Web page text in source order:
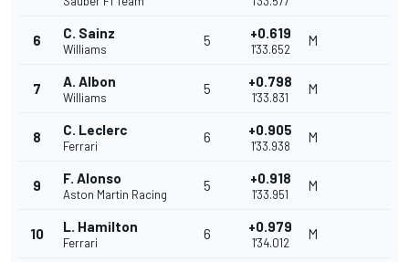
6 C. Sainz
Williams
5 +0.619
1'33.652
M
7 A. Albon
Williams
5 +0.798
1'33.831
M
8 C. Leclerc
Ferrari
6 +0.905
1'33.938
M
9 F. Alonso
Aston Martin Racing
5 +0.918
1'33.951
M
10 L. Hamilton
Ferrari
6 +0.979
1'34.012
M